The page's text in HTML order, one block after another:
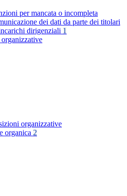
per mancata o incompleta
dei dati da parte dei titolari
dirigenziali 1
organizzative
organica 2